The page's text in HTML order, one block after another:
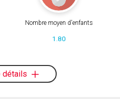
Nombre moyen d'enfants
1.80
détails